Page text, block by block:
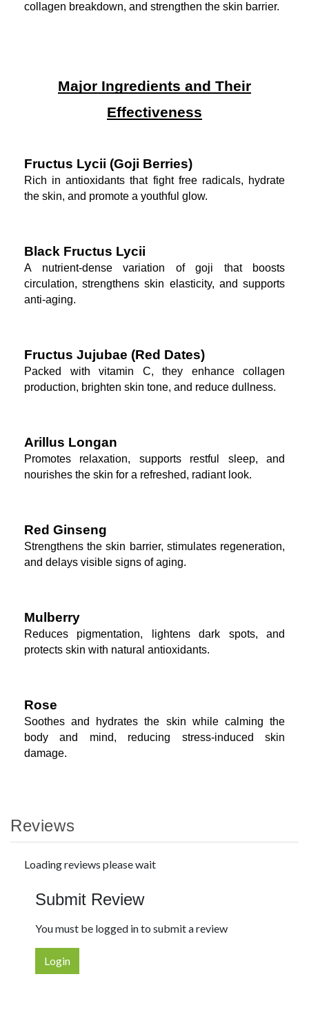
collagen breakdown, and strengthen the skin barrier.
Major Ingredients and Their
Effectiveness
Fructus Lycii (Goji Berries)
Rich in antioxidants that fight free radicals, hydrate
the skin, and promote a youthful glow.
Black Fructus Lycii
A nutrient-dense variation of goji that boosts
circulation, strengthens skin elasticity, and supports
anti-aging.
Fructus Jujubae (Red Dates)
Packed with vitamin C, they enhance collagen
production, brighten skin tone, and reduce dullness.
Arillus Longan
Promotes relaxation, supports restful sleep, and
nourishes the skin for a refreshed, radiant look.
Red Ginseng
Strengthens the skin barrier, stimulates regeneration,
and delays visible signs of aging.
Mulberry
Reduces pigmentation, lightens dark spots, and
protects skin with natural antioxidants.
Rose
Soothes and hydrates the skin while calming the
body and mind, reducing stress-induced skin
damage.
Reviews
Loading reviews please wait
Submit Review
You must be logged in to submit a review
Login